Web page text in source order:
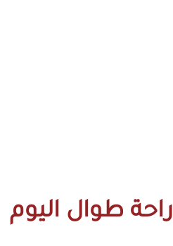
راحة طوال اليوم